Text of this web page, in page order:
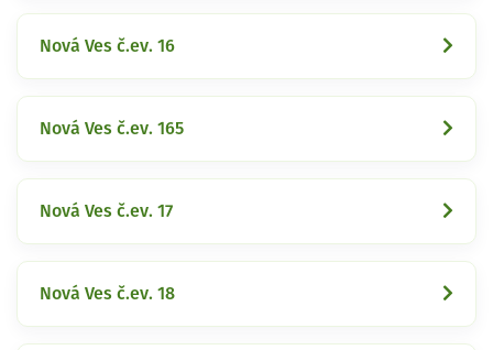
Nová Ves č.ev. 16
Nová Ves č.ev. 165
Nová Ves č.ev. 17
Nová Ves č.ev. 18